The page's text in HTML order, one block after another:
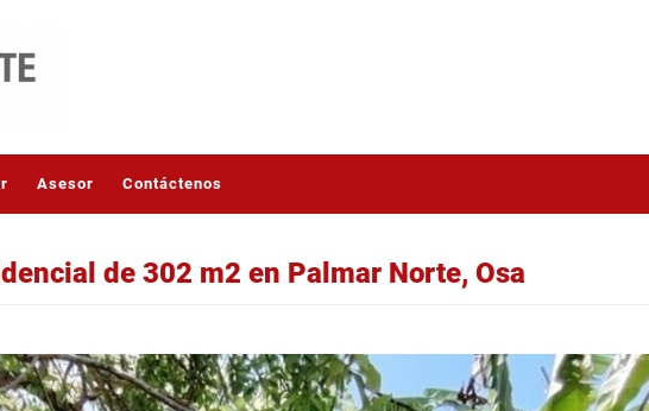
Asesor Contáctenos
de 302 m2 en Palmar Norte, Osa